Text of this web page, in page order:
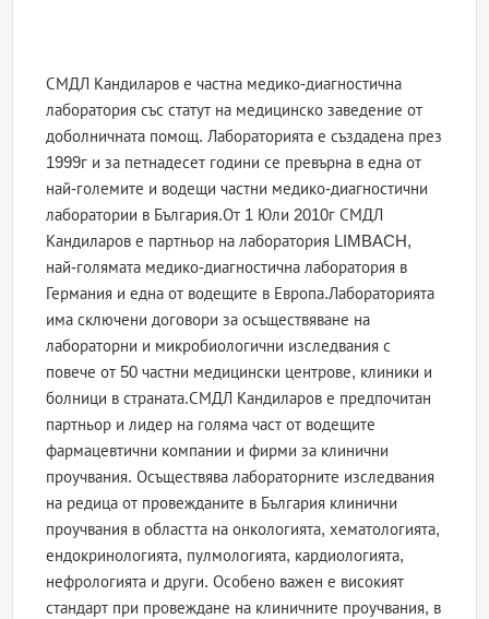
СМДЛ Кандиларов е частна медико-диагностична
лаборатория със статут на медицинско заведение от
доболничната помощ. Лабораторията е създадена през
1999г и за петнадесет години се превърна в една от
най-големите и водещи частни медико-диагностични
лаборатории в България.От 1 Юли 2010г СМДЛ
Кандиларов е партньор на лаборатория LIMBACH,
най-голямата медико-диагностична лаборатория в
Германия и една от водещите в Европа.Лабораторията
има сключени договори за осъществяване на
лабораторни и микробиологични изследвания с
повече от 50 частни медицински центрове, клиники и
болници в страната.СМДЛ Кандиларов е предпочитан
партньор и лидер на голяма част от водещите
фармацевтични компании и фирми за клинични
проучвания. Осъществява лабораторните изследвания
на редица от провежданите в България клинични
проучвания в областта на онкологията, хематологията,
ендокринологията, пулмологията, кардиологията,
нефрологията и други. Особено важен е високият
стандарт при провеждане на клиничните проучвания, в